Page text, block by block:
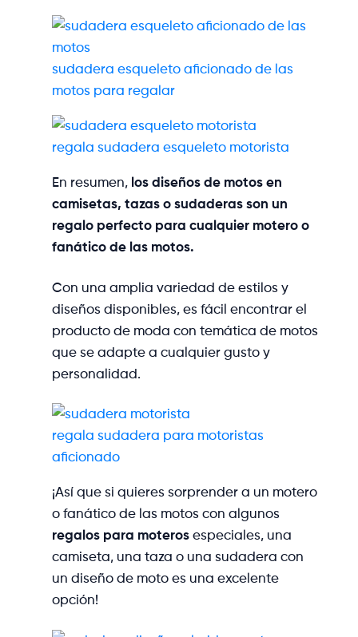
sudadera esqueleto aficionado de las
motos para regalar
regala sudadera esqueleto motorista
En resumen, los diseños de motos en
camisetas, tazas o sudaderas son un
regalo perfecto para cualquier motero o
fanático de las motos.
Con una amplia variedad de estilos y
diseños disponibles, es fácil encontrar el
producto de moda con temática de motos
que se adapte a cualquier gusto y
personalidad.
regala sudadera para motoristas
aficionado
¡Así que si quieres sorprender a un motero
o fanático de las motos con algunos
regalos para moteros especiales, una
camiseta, una taza o una sudadera con
un diseño de moto es una excelente
opción!